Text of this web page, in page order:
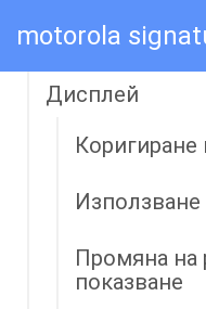
motorola
Ограничете
Режими
Дисплей
Коригиране
Промяна на
показване